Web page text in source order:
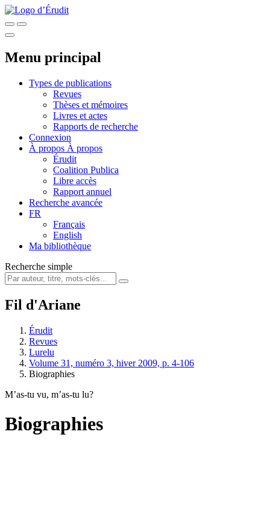
Menu principal
Types de publications
Revues
Thèses et mémoires
Livres et actes
Rapports de recherche
Connexion
À propos À propos
Érudit
Coalition Publica
Libre accès
Rapport annuel
Recherche avancée
FR
Français
English
Ma bibliothèque
Recherche simple
Fil d'Ariane
Érudit
Revues
Lurelu
Volume 31, numéro 3, hiver 2009, p. 4-106
Biographies
M’as-tu vu, m’as-tu lu?
Biographies